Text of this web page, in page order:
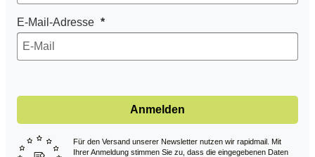
E-Mail-Adresse
Anmelden
Für den Versand unserer Newsletter nutzen wir rapidmail. Mit
Ihrer Anmeldung stimmen Sie zu, dass die eingegebenen Daten